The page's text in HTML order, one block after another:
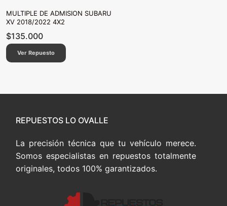
MULTIPLE DE ADMISION SUBARU
XV 2018/2022 4X2
$135.000
Ver Repuesto
REPUESTOS LO OVALLE
La precisión técnica que tu vehículo merece.
Somos especialistas en repuestos totalmente
originales, todos 100% garantizados.